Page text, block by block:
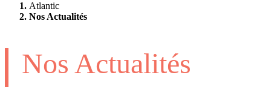
Atlantic
Nos Actualités
Nos Actualités